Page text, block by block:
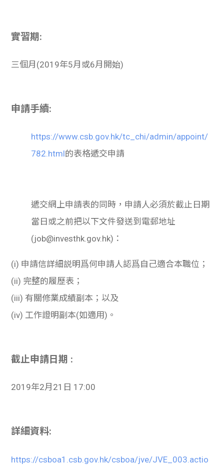
實習期:
三個月(2019年5月或6月開始)
申請手續:
https://www.csb.gov.hk/tc_chi/admin/appoint/
782.html的表格遞交申請
遞交網上申請表的同時，申請人必須於截止日期
當日或之前把以下文件發送到電郵地址
(job@investhk.gov.hk)：
(i) 申請信詳細説明爲何申請人認爲自己適合本職位；
(ii) 完整的履歷表；
(iii) 有關修業成績副本；以及
(iv) 工作證明副本(如適用)。
截止申請日期 :
2019年2月21日 17:00
詳細資料:
https://csboa1.csb.gov.hk/csboa/jve/JVE_003.actio